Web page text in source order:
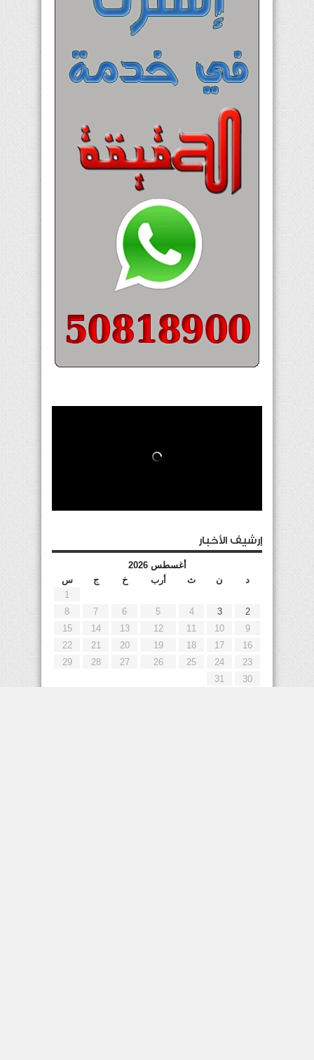
إرشيف الأخبار
أغسطس 2026
د
ن ث أرب خ ج
س
1
2
3
4
5
6
7
8
9
10
11
12
13
14
15
16
17
18
19
20
21
22
23
24
25
26
27
28
29
30
31